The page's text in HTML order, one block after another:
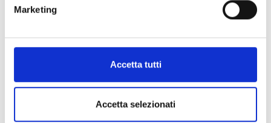
Marketing
Accetta tutti
Accetta selezionati
Specifiche Tecniche